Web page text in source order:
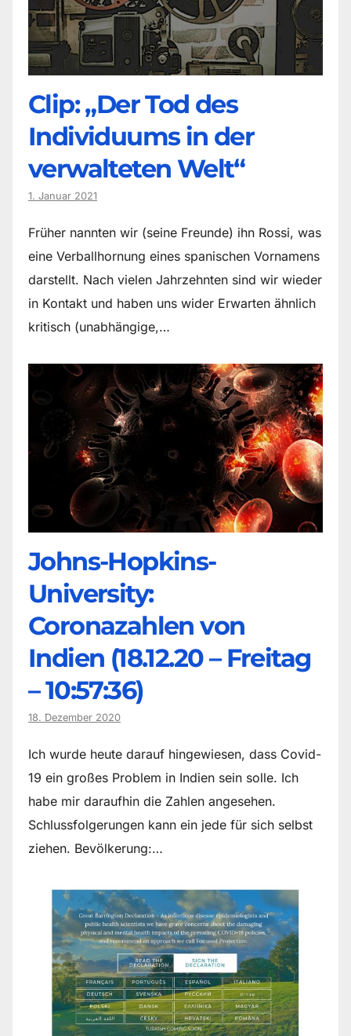
Clip: „Der Tod des
Individuums in der
verwalteten Welt“
1. Januar 2021
Früher nannten wir (seine Freunde) ihn Rossi, was
eine Verballhornung eines spanischen Vornamens
darstellt. Nach vielen Jahrzehnten sind wir wieder
in Kontakt und haben uns wider Erwarten ähnlich
kritisch (unabhängige,…
Johns-Hopkins-
University:
Coronazahlen von
Indien (18.12.20 – Freitag
– 10:57:36)
18. Dezember 2020
Ich wurde heute darauf hingewiesen, dass Covid-
19 ein großes Problem in Indien sein solle. Ich
habe mir daraufhin die Zahlen angesehen.
Schlussfolgerungen kann ein jede für sich selbst
ziehen. Bevölkerung:…